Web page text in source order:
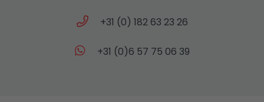
+31 (0) 182 63 23 26
+31 (0)6 57 75 06 39